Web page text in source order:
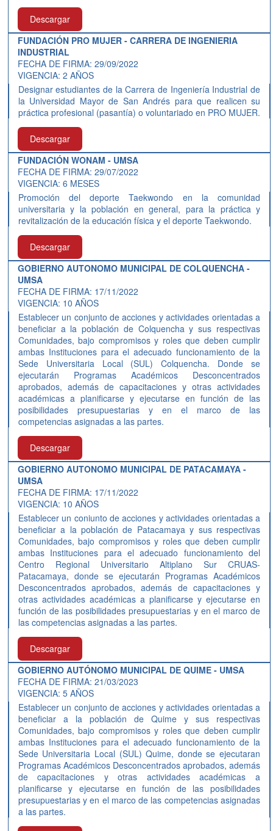
Descargar
FUNDACIÓN PRO MUJER - CARRERA DE INGENIERIA
INDUSTRIAL
FECHA DE FIRMA: 29/09/2022
VIGENCIA: 2 AÑOS
Designar estudiantes de la Carrera de Ingeniería Industrial de
la Universidad Mayor de San Andrés para que realicen su
práctica profesional (pasantía) o voluntariado en PRO MUJER.
Descargar
FUNDACIÓN WONAM - UMSA
FECHA DE FIRMA: 29/07/2022
VIGENCIA: 6 MESES
Promoción del deporte Taekwondo en la comunidad
universitaria y la población en general, para la práctica y
revitalización de la educación física y el deporte Taekwondo.
Descargar
GOBIERNO AUTONOMO MUNICIPAL DE COLQUENCHA -
UMSA
FECHA DE FIRMA: 17/11/2022
VIGENCIA: 10 AÑOS
Establecer un conjunto de acciones y actividades orientadas a
beneficiar a la población de Colquencha y sus respectivas
Comunidades, bajo compromisos y roles que deben cumplir
ambas Instituciones para el adecuado funcionamiento de la
Sede Universitaria Local (SUL) Colquencha. Donde se
ejecutarán Programas Académicos Desconcentrados
aprobados, además de capacitaciones y otras actividades
académicas a planificarse y ejecutarse en función de las
posibilidades presupuestarias y en el marco de las
competencias asignadas a las partes.
Descargar
GOBIERNO AUTONOMO MUNICIPAL DE PATACAMAYA -
UMSA
FECHA DE FIRMA: 17/11/2022
VIGENCIA: 10 AÑOS
Establecer un coniunto de acciones y actividades orientadas a
beneficiar a la población de Patacamaya y sus respectivas
Comunidades, bajo compromisos y roles que deben cumplir
ambas Instituciones para el adecuado funcionamiento del
Centro Regional Universitario Altiplano Sur CRUAS-
Patacamaya, donde se ejecutarán Programas Académicos
Desconcentrados aprobados, además de capacitaciones y
otras actividades académicas a planificarse y ejecutarse en
función de las posibilidades presupuestarias y en el marco de
las competencias asignadas a las partes.
Descargar
GOBIERNO AUTÓNOMO MUNICIPAL DE QUIME - UMSA
FECHA DE FIRMA: 21/03/2023
VIGENCIA: 5 AÑOS
Establecer un conjunto de acciones y actividades orientadas a
beneficiar a la población de Quime y sus respectivas
Comunidades, bajo compromisos y roles que deben cumplir
ambas Instituciones para el adecuado funcionamiento de la
Sede Universitaria Local (SUL) Quime, donde se ejecutaran
Programas Académicos Desconcentrados aprobados, además
de capacitaciones y otras actividades académicas a
planificarse y ejecutarse en función de las posibilidades
presupuestarias y en el marco de las competencias asignadas
a las partes.